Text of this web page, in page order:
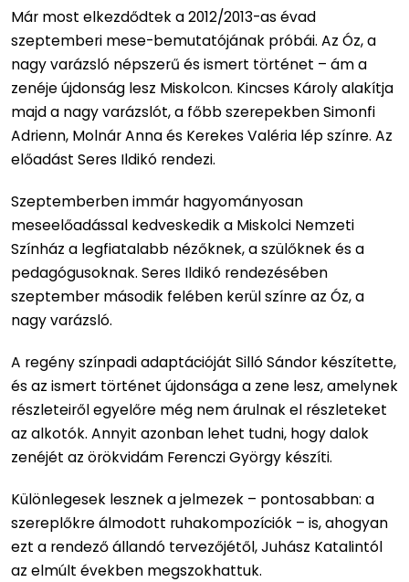
Már most elkezdődtek a 2012/2013-as évad
szeptemberi mese-bemutatójának próbái. Az Óz, a
nagy varázsló népszerű és ismert történet – ám a
zenéje újdonság lesz Miskolcon. Kincses Károly alakítja
majd a nagy varázslót, a főbb szerepekben Simonfi
Adrienn, Molnár Anna és Kerekes Valéria lép színre. Az
előadást Seres Ildikó rendezi.
Szeptemberben immár hagyományosan
meseelőadással kedveskedik a Miskolci Nemzeti
Színház a legfiatalabb nézőknek, a szülőknek és a
pedagógusoknak. Seres Ildikó rendezésében
szeptember második felében kerül színre az Óz, a
nagy varázsló.
A regény színpadi adaptációját Silló Sándor készítette,
és az ismert történet újdonsága a zene lesz, amelynek
részleteiről egyelőre még nem árulnak el részleteket
az alkotók. Annyit azonban lehet tudni, hogy dalok
zenéjét az örökvidám Ferenczi György készíti.
Különlegesek lesznek a jelmezek – pontosabban: a
szereplőkre álmodott ruhakompozíciók – is, ahogyan
ezt a rendező állandó tervezőjétől, Juhász Katalintól
az elmúlt években megszokhattuk.